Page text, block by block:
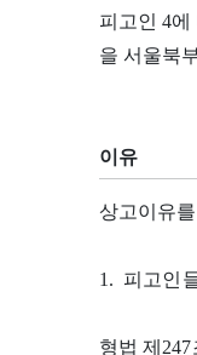
피고인 4
을 서울북
이유
상고이유
1. 피고인
형법 제